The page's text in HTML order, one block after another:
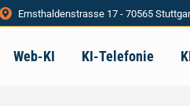
Ernsthaldenstrasse 17 - 70565
Web-KI KI-Telefonie